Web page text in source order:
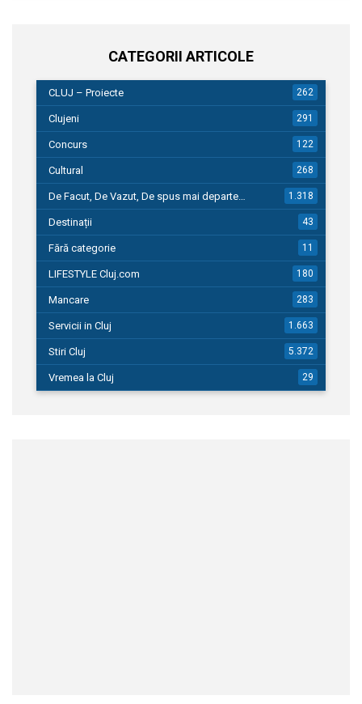
CATEGORII ARTICOLE
CLUJ – Proiecte 262
Clujeni 291
Concurs 122
Cultural 268
De Facut, De Vazut, De spus mai departe… 1.318
Destinații 43
Fără categorie 11
LIFESTYLE Cluj.com 180
Mancare 283
Servicii in Cluj 1.663
Stiri Cluj 5.372
Vremea la Cluj 29